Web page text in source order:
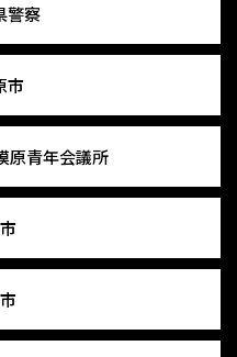
警察
市
原青年会議所